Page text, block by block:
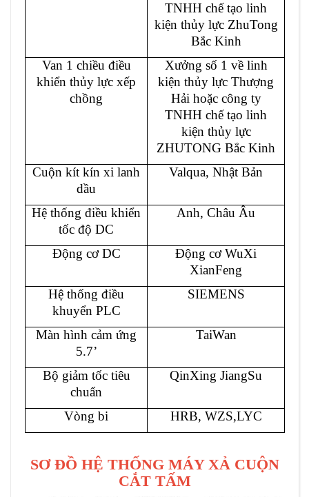
TNHH chế tạo linh
kiện thủy lực ZhuTong
Bắc Kinh
Van 1 chiều điều
khiển thủy lực xếp
chồng
Xưởng số 1 về linh
kiện thủy lực Thượng
Hải hoặc công ty
TNHH chế tạo linh
kiện thủy lực
ZHUTONG Bắc Kinh
Cuộn kít kín xi lanh
dầu
Valqua, Nhật Bản
Hệ thống điều khiển
tốc độ DC
Anh, Châu Âu
Động cơ DC
Động cơ WuXi
XianFeng
Hệ thống điều
khuyển PLC
SIEMENS
Màn hình cảm ứng
5.7’
TaiWan
Bộ giảm tốc tiêu
chuẩn
QinXing JiangSu
Vòng bi HRB, WZS,LYC
SƠ ĐỒ HỆ THỐNG MÁY XẢ CUỘN
CẮT TẤM